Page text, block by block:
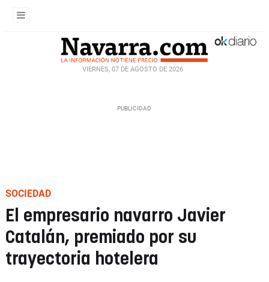
VIERNES, 07 DE AGOSTO DE 2026
SOCIEDAD
El empresario navarro Javier
Catalán, premiado por su
trayectoria hotelera